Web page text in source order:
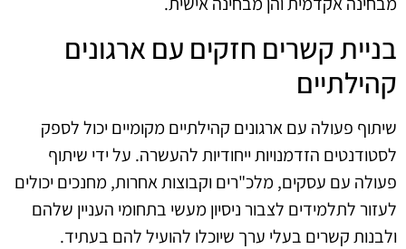
בניית קשרים חזקים עם ארגונים
קהילתיים
שיתוף פעולה עם ארגונים קהילתיים מקומיים יכול לספק
לסטודנטים הזדמנויות ייחודיות להעשרה. על ידי שיתוף
פעולה עם עסקים, מלכ"רים וקבוצות אחרות, מחנכים יכולים
לעזור לתלמידים לצבור ניסיון מעשי בתחומי העניין שלהם
ולבנות קשרים בעלי ערך שיוכלו להועיל להם בעתיד.